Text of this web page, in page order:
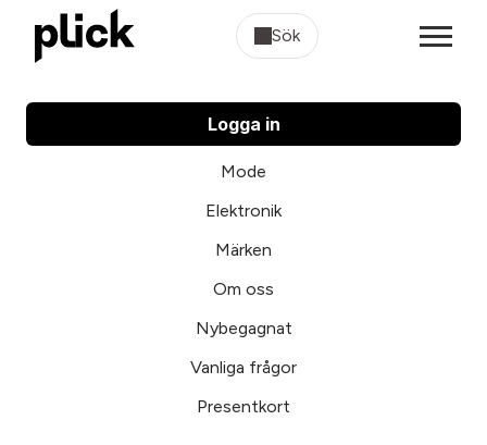
Sök
Logga in
Mode
Elektronik
Märken
Om oss
Nybegagnat
Vanliga frågor
Presentkort